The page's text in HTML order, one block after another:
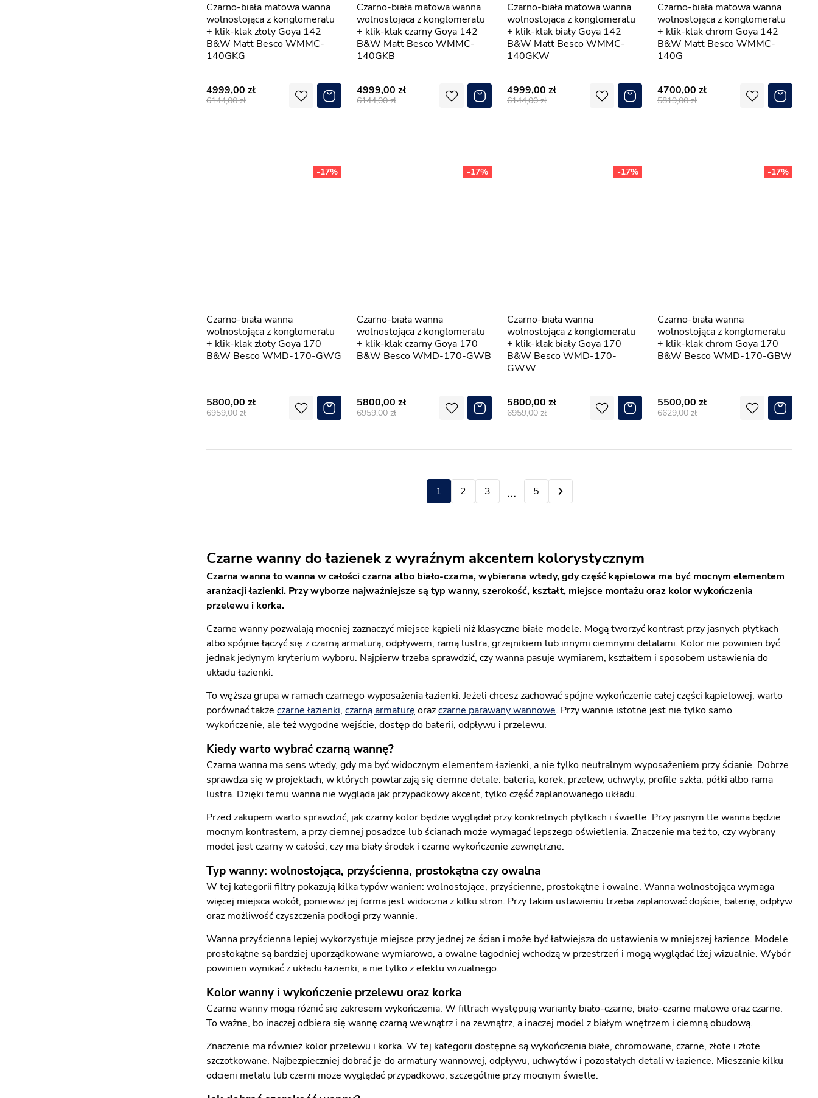
Czarne wanny do łazienek z wyraźnym akcentem kolorystycznym
Czarna wanna to wanna w całości czarna albo biało-czarna, wybierana wtedy, gdy część kąpielowa ma być mocnym elementem
aranżacji łazienki. Przy wyborze najważniejsze są typ wanny, szerokość, kształt, miejsce montażu oraz kolor wykończenia
przelewu i korka.
Czarne wanny pozwalają mocniej zaznaczyć miejsce kąpieli niż klasyczne białe modele. Mogą tworzyć kontrast przy jasnych płytkach
albo spójnie łączyć się z czarną armaturą, odpływem, ramą lustra, grzejnikiem lub innymi ciemnymi detalami. Kolor nie powinien być
jednak jedynym kryterium wyboru. Najpierw trzeba sprawdzić, czy wanna pasuje wymiarem, kształtem i sposobem ustawienia do
układu łazienki.
To węższa grupa w ramach czarnego wyposażenia łazienki. Jeżeli chcesz zachować spójne wykończenie całej części kąpielowej, warto
porównać także czarne łazienki, czarną armaturę orazczarne parawany wannowe. Przy wannie istotne jest nie tylko samo
wykończenie, ale też wygodne wejście, dostęp do baterii, odpływu i przelewu.
Kiedy warto wybrać czarną wannę?
Czarna wanna ma sens wtedy, gdy ma być widocznym elementem łazienki, a nie tylko neutralnym wyposażeniem przy ścianie. Dobrze
sprawdza się w projektach, w których powtarzają się ciemne detale: bateria, korek, przelew, uchwyty, profile szkła, półki albo rama
lustra. Dzięki temu wanna nie wygląda jak przypadkowy akcent, tylko część zaplanowanego układu.
Przed zakupem warto sprawdzić, jak czarny kolor będzie wyglądał przy konkretnych płytkach i świetle. Przy jasnym tle wanna będzie
mocnym kontrastem, a przy ciemnej posadzce lub ścianach może wymagać lepszego oświetlenia. Znaczenie ma też to, czy wybrany
model jest czarny w całości, czy ma biały środek i czarne wykończenie zewnętrzne.
Typ wanny: wolnostojąca, przyścienna, prostokątna czy owalna
W tej kategorii filtry pokazują kilka typów wanien: wolnostojące, przyścienne, prostokątne i owalne. Wanna wolnostojąca wymaga
więcej miejsca wokół, ponieważ jej forma jest widoczna z kilku stron. Przy takim ustawieniu trzeba zaplanować dojście, baterię, odpływ
oraz możliwość czyszczenia podłogi przy wannie.
Wanna przyścienna lepiej wykorzystuje miejsce przy jednej ze ścian i może być łatwiejsza do ustawienia w mniejszej łazience. Modele
prostokątne są bardziej uporządkowane wymiarowo, a owalne łagodniej wchodzą w przestrzeń i mogą wyglądać lżej wizualnie. Wybór
powinien wynikać z układu łazienki, a nie tylko z efektu wizualnego.
Kolor wanny i wykończenie przelewu oraz korka
Czarne wanny mogą różnić się zakresem wykończenia. W filtrach występują warianty biało-czarne, biało-czarne matowe oraz czarne.
To ważne, bo inaczej odbiera się wannę czarną wewnątrz i na zewnątrz, a inaczej model z białym wnętrzem i ciemną obudową.
Znaczenie ma również kolor przelewu i korka. W tej kategorii dostępne są wykończenia białe, chromowane, czarne, złote i złote
szczotkowane. Najbezpieczniej dobrać je do armatury wannowej, odpływu, uchwytów i pozostałych detali w łazience. Mieszanie kilku
odcieni metalu lub czerni może wyglądać przypadkowo, szczególnie przy mocnym świetle.
Czarno-biała matowa wanna
wolnostojąca z konglomeratu
+ klik-klak złoty Goya 142
B&W Matt Besco WMMC-
140GKG
4999,00
6144,00
Czarno-biała matowa wanna
wolnostojąca z konglomeratu
+ klik-klak czarny Goya 142
B&W Matt Besco WMMC-
140GKB
4999,00
6144,00
Czarno-biała matowa wanna
wolnostojąca z konglomeratu
+ klik-klak biały Goya 142
B&W Matt Besco WMMC-
140GKW
4999,00
6144,00
Czarno-biała matowa wanna
wolnostojąca z konglomeratu
+ klik-klak chrom Goya 142
B&W Matt Besco WMMC-
140G
4700,00
5819,00
Czarno-biała wanna
wolnostojąca z konglomeratu
+ klik-klak złoty Goya 170
B&W Besco WMD-170-GWG
5800,00
6959,00
-17%
Czarno-biała wanna
wolnostojąca z konglomeratu
+ klik-klak czarny Goya 170
B&W Besco WMD-170-GWB
5800,00
6959,00
-17%
Czarno-biała wanna
wolnostojąca z konglomeratu
+ klik-klak biały Goya 170
B&W Besco WMD-170-
GWW
5800,00
6959,00
-17%
Czarno-biała wanna
wolnostojąca z konglomeratu
+ klik-klak chrom Goya 170
B&W Besco WMD-170-GBW
5500,00
6629,00
-17%
1 2 3 5